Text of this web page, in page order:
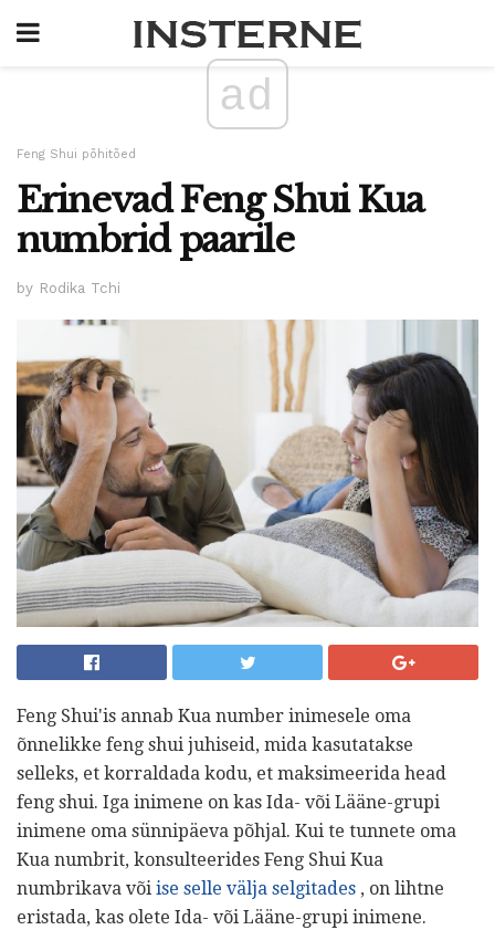
ad
Feng Shui põhitõed
Erinevad Feng Shui Kua
numbrid paarile
by Rodika Tchi
Feng Shui'is annab Kua number inimesele oma
õnnelikke feng shui juhiseid, mida kasutatakse
selleks, et korraldada kodu, et maksimeerida head
feng shui. Iga inimene on kas Ida- või Lääne-grupi
inimene oma sünnipäeva põhjal. Kui te tunnete oma
Kua numbrit, konsulteerides Feng Shui Kua
numbrikava või ise selle välja selgitades , on lihtne
eristada, kas olete Ida- või Lääne-grupi inimene.